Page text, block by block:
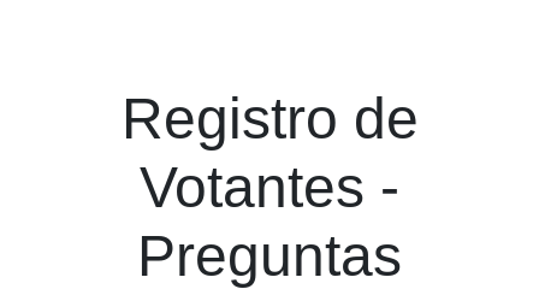
Registro de
Votantes -
Preguntas